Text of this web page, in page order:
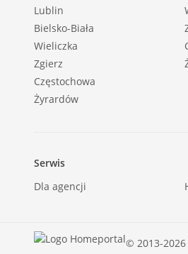
Zagosp. działki:
Rodzaj domu:
Stan wybudowania: Stan
Typ elewacji: tynk zwykły |
Podst. materiał
Stan budynku: do
Podpiwniczenie: nie |
Rok budowy: 2023 |
Lublin
Bielsko-Biała
Wieliczka
Zgierz
Częstochowa
Żyrardów
Serwis
Dla agencji
© 2013-2026